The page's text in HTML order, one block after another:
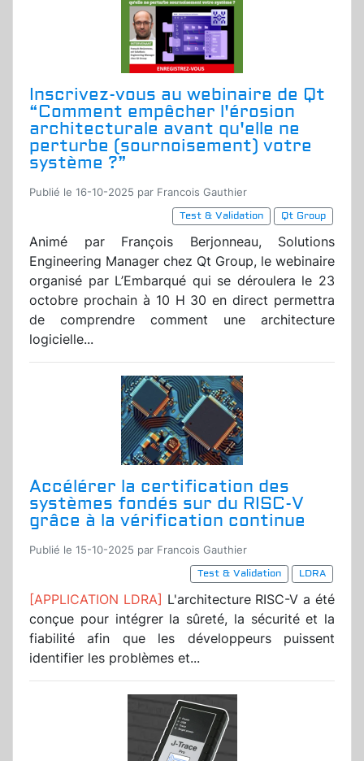
Inscrivez-vous au webinaire de Qt
“Comment empêcher l'érosion
architecturale avant qu'elle ne
perturbe (sournoisement) votre
système ?”
Publié le 16-10-2025 par Francois Gauthier
Test & Validation
Qt Group
Animé par François Berjonneau, Solutions
Engineering Manager chez Qt Group, le webinaire
organisé par L’Embarqué qui se déroulera le 23
octobre prochain à 10 H 30 en direct permettra
de comprendre comment une architecture
logicielle...
Accélérer la certification des
systèmes fondés sur du RISC-V
grâce à la vérification continue
Publié le 15-10-2025 par Francois Gauthier
Test & Validation
LDRA
[APPLICATION LDRA] L'architecture RISC-V a été
conçue pour intégrer la sûreté, la sécurité et la
fiabilité afin que les développeurs puissent
identifier les problèmes et...